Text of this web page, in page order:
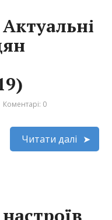
Коментарі: 0
Читати далі